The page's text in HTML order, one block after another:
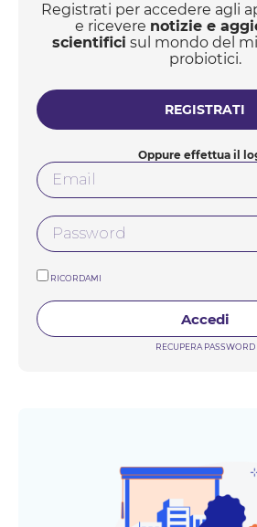
Registrati per accedere agli
e ricevere notizie e
scientifici sul mondo del
probiotici.
REGISTRATI
Oppure effettua il
RICORDAMI
Accedi
RECUPERA PASSWORD